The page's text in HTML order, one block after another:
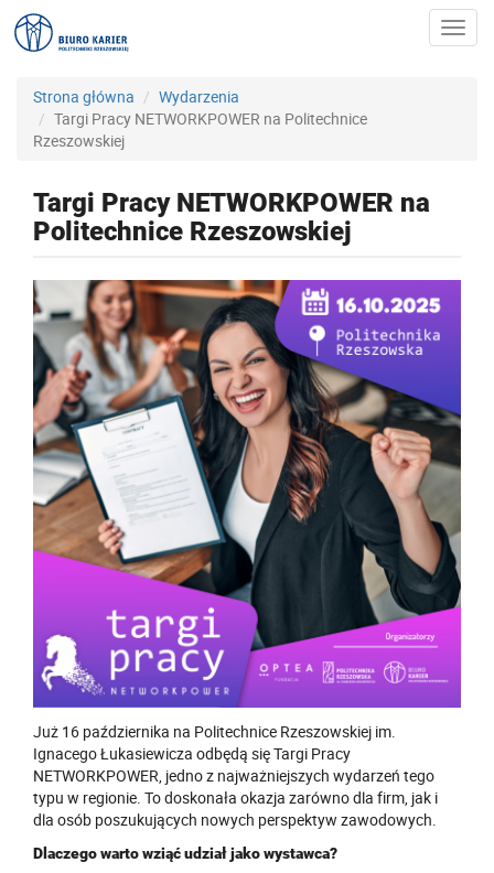
Strona główna
Wydarzenia
Targi Pracy NETWORKPOWER na Politechnice
Rzeszowskiej
Targi Pracy NETWORKPOWER na
Politechnice Rzeszowskiej
Już 16 października na Politechnice Rzeszowskiej im.
Ignacego Łukasiewicza odbędą się Targi Pracy
NETWORKPOWER, jedno z najważniejszych wydarzeń tego
typu w regionie. To doskonała okazja zarówno dla firm, jak i
dla osób poszukujących nowych perspektyw zawodowych.
Dlaczego warto wziąć udział jako wystawca?